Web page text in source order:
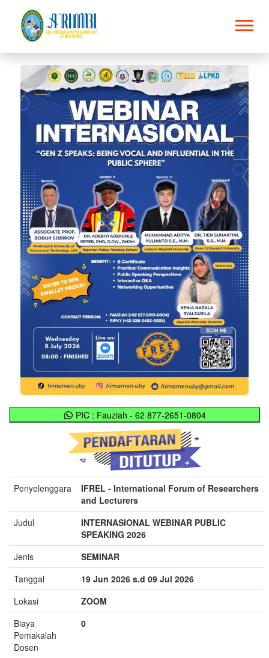
PIC : Fauziah - 62 877-2651-0804
Penyelenggara
IFREL - International Forum of Researchers
and Lecturers
Judul
INTERNASIONAL WEBINAR PUBLIC
SPEAKING 2026
Jenis
SEMINAR
Tanggal
19 Jun 2026 s.d 09 Jul 2026
Lokasi
ZOOM
Biaya
Pemakalah
Dosen
0